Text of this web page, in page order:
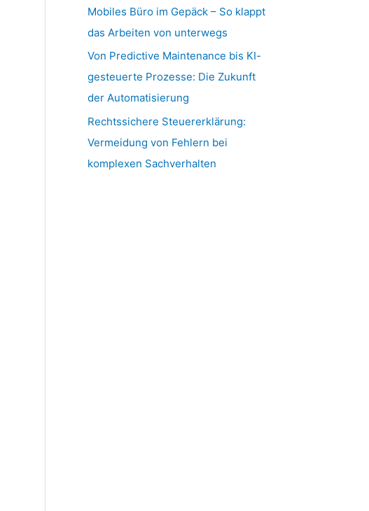
Mobiles Büro im Gepäck – So klappt
das Arbeiten von unterwegs
Von Predictive Maintenance bis KI-
gesteuerte Prozesse: Die Zukunft
der Automatisierung
Rechtssichere Steuererklärung:
Vermeidung von Fehlern bei
komplexen Sachverhalten